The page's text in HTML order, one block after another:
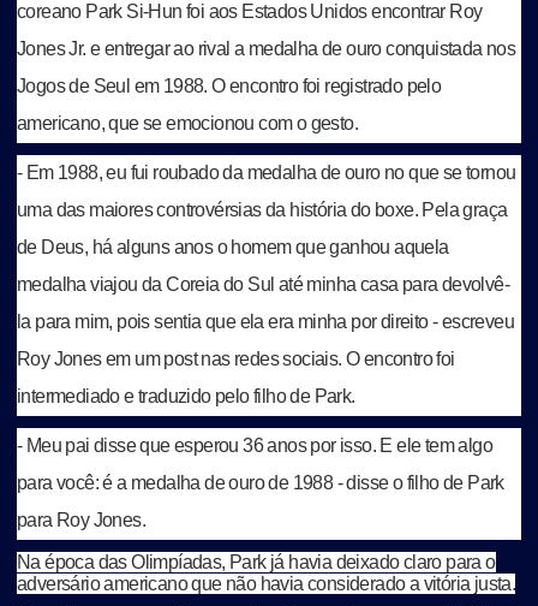
coreano Park Si-Hun foi aos Estados Unidos encontrar Roy
Jones Jr. e entregar ao rival a medalha de ouro conquistada nos
Jogos de Seul em 1988. O encontro foi registrado pelo
americano, que se emocionou com o gesto.
- Em 1988, eu fui roubado da medalha de ouro no que se tornou
uma das maiores controvérsias da história do boxe. Pela graça
de Deus, há alguns anos o homem que ganhou aquela
medalha viajou da Coreia do Sul até minha casa para devolvê-
la para mim, pois sentia que ela era minha por direito - escreveu
Roy Jones em um post nas redes sociais. O encontro foi
intermediado e traduzido pelo filho de Park.
- Meu pai disse que esperou 36 anos por isso. E ele tem algo
para você: é a medalha de ouro de 1988 - disse o filho de Park
para Roy Jones.
Na época das Olimpíadas, Park já havia deixado claro para o
adversário americano que não havia considerado a vitória justa.